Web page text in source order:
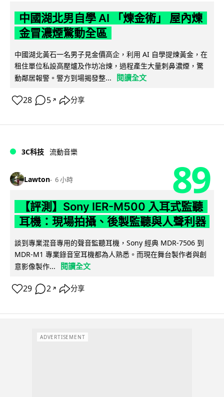
中國湖北男自學 AI 「煉金術」 屋內煉
金冒濃煙驚動全區
中國湖北黃石一名男子見金價高企，利用 AI 自學提煉黃金，在
租住單位私設高壓爐及作坊冶煉，過程產生大量刺鼻濃煙，驚
動鄰居報警。警方到場揭發整...
閱讀全文
28 5 ↗ 分享
3C科技 流動音樂
Lawton 6 小時 89
【評測】Sony IER-M500 入耳式監聽
耳機：現場拍攝、後製監聽與人聲利器
談到專業混音專用的聲音監聽耳機，Sony 經典 MDR-7506 到
MDR-M1 專業錄音室耳機都為人熟悉。而現在舞台製作者與創
意影像製作...
閱讀全文
29 2 ↗ 分享
ADVERTISEMENT